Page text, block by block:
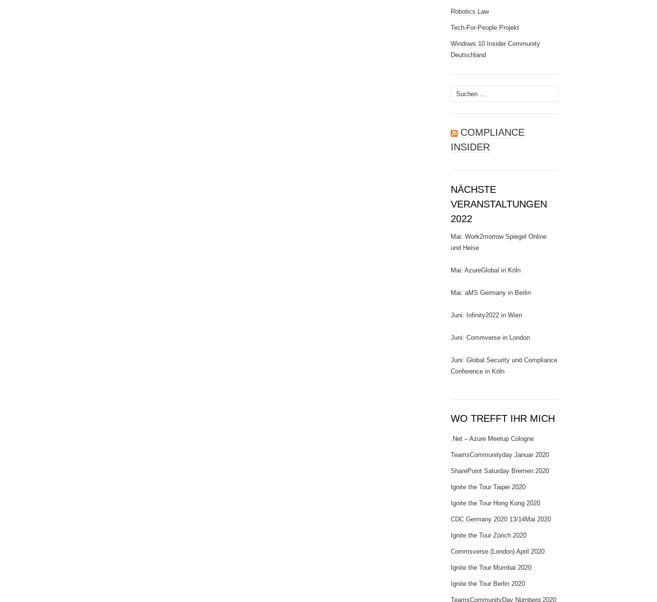
Robotics Law
Tech-For-People Projekt
Windows 10 Insider Community
Deutschland
Suchen
nach:
COMPLIANCE
INSIDER
NÄCHSTE
VERANSTALTUNGEN
2022
Mai: Work2morrow Spiegel Online
und Heise
Mai: AzureGlobal in Köln
Mai: aMS Germany in Berlin
Juni: Infinity2022 in Wien
Juni: Commverse in London
Juni: Global Security und Compliance
Conference in Köln
WO TREFFT IHR MICH
.Net – Azure Meetup Cologne
TeamsCommunityday Januar 2020
SharePoint Saturday Bremen 2020
Ignite the Tour Taipei 2020
Ignite the Tour Hong Kong 2020
CDC Germany 2020 13/14Mai 2020
Ignite the Tour Zürich 2020
Commsverse (London) April 2020
Ignite the Tour Mumbai 2020
Ignite the Tour Berlin 2020
TeamsCommunityDay Nürnberg 2020